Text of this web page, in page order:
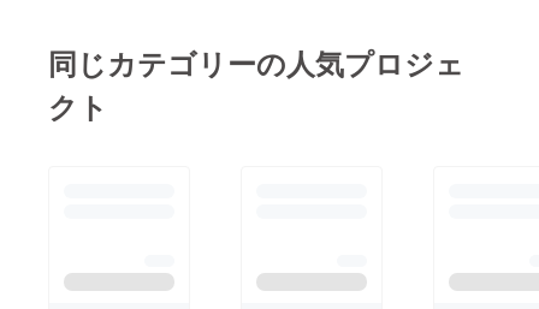
同じカテゴリーの人気プロジェ
クト